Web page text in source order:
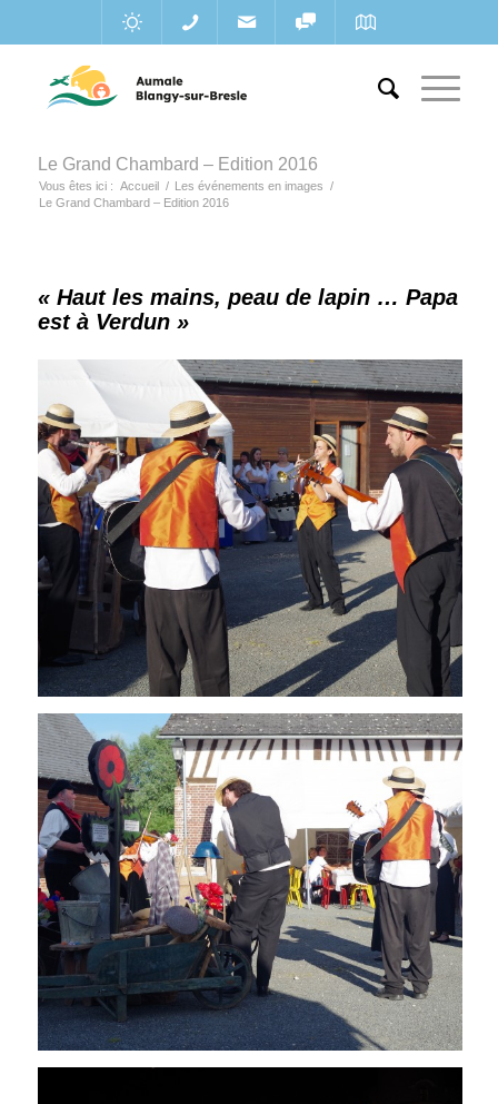
Le Grand Chambard – Edition 2016
Vous êtes ici : Accueil / Les événements en images /
Le Grand Chambard – Edition 2016
« Haut les mains, peau de lapin … Papa
est à Verdun »